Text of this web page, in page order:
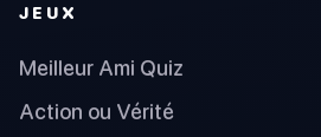
JEUX
Meilleur Ami Quiz
Action ou Vérité